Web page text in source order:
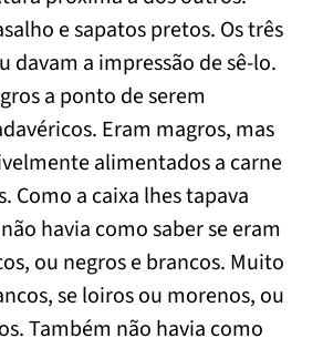
e sapatos pretos. Os três
davam a impressão de sê-lo.
a ponto de serem
Eram magros, mas
alimentados a carne
Como a caixa lhes tapava
havia como saber se eram
ou negros e brancos. Muito
se loiros ou morenos, ou
Também não havia como